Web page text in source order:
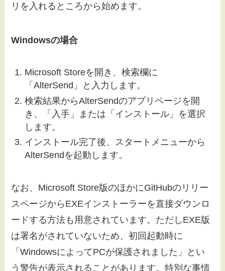
リを入れるところから始めます。
Windowsの場合
Microsoft Storeを開き、検索欄に
「AlterSend」と入力します。
検索結果からAlterSendのアプリページを開
き、「入手」または「インストール」を選択
します。
インストール完了後、スタートメニューから
AlterSendを起動します。
なお、Microsoft Store版のほかにGitHubのリリー
スページからEXEインストーラーを直接ダウンロ
ードする方法も用意されています。ただしEXE版
は署名がされていないため、初回起動時に
「WindowsによってPCが保護されました」とい
う警告が表示されることがあります。特別な事情